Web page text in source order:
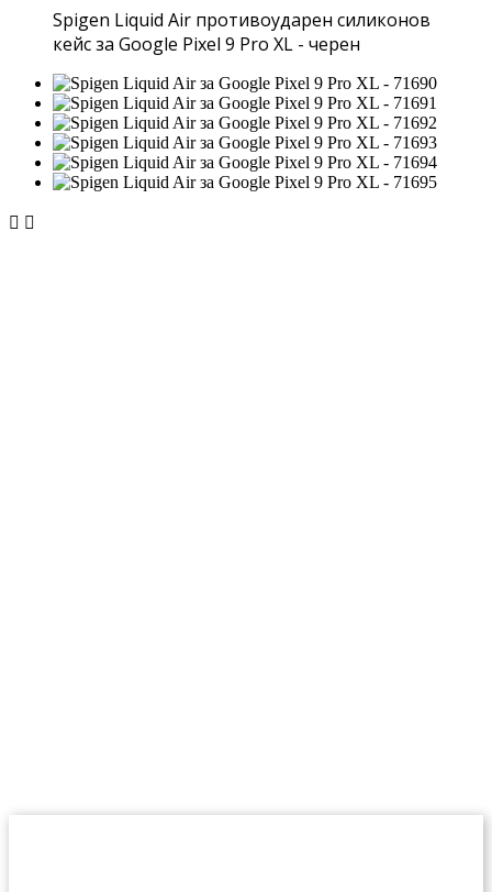
Spigen Liquid Air противоударен силиконов
кейс за Google Pixel 9 Pro XL - черен
 